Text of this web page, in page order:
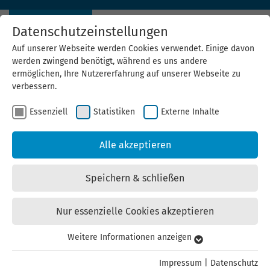
Workshop-Reihe kommunale Energiemanager
Datenschutzeinstellungen
Auf unserer Webseite werden Cookies verwendet. Einige davon
werden zwingend benötigt, während es uns andere
ermöglichen, Ihre Nutzererfahrung auf unserer Webseite zu
verbessern.
Essenziell Statistiken Externe Inhalte
Alle akzeptieren
Speichern & schließen
Nur essenzielle Cookies akzeptieren
Essenzielle Cookies werden für grundlegende Funktionen der
Weitere Informationen anzeigen
Impressum Datenschutz